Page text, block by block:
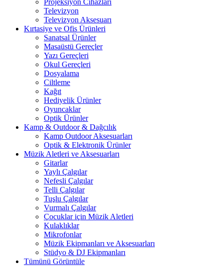
Projeksiyon Cihazları
Televizyon
Televizyon Aksesuarı
Kırtasiye ve Ofis Ürünleri
Sanatsal Ürünler
Masaüstü Gereçler
Yazı Gereçleri
Okul Gereçleri
Dosyalama
Ciltleme
Kağıt
Hediyelik Ürünler
Oyuncaklar
Optik Ürünler
Kamp & Outdoor & Dağcılık
Kamp Outdoor Aksesuarları
Optik & Elektronik Ürünler
Müzik Aletleri ve Aksesuarları
Gitarlar
Yaylı Çalgılar
Nefesli Çalgılar
Telli Çalgılar
Tuşlu Çalgılar
Vurmalı Çalgılar
Çocuklar için Müzik Aletleri
Kulaklıklar
Mikrofonlar
Müzik Ekipmanları ve Aksesuarları
Stüdyo & DJ Ekipmanları
Tümünü Görüntüle